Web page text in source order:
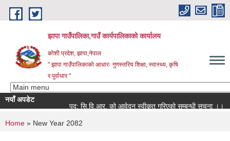
Skip to main content
झापा गाउँपालिका,गाउँ कार्यपालिकाको कार्यालय
कोशी प्रदेश, झापा,नेपाल
" झापा गाउँपालिकाको आधारः गुणस्तरिय शिक्षा, स्वास्थ्य, कृषि
र पुर्वाधार "
नयाँ अपडेट
पद: सि.वि.आर. को आवेदन स्वीकृत गरिएको सम्बन्धी सूचना ।।
You are here
Home » New Year 2082